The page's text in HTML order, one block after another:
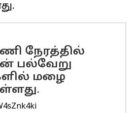
நேரத்தில்
பல்வேறு
மழை